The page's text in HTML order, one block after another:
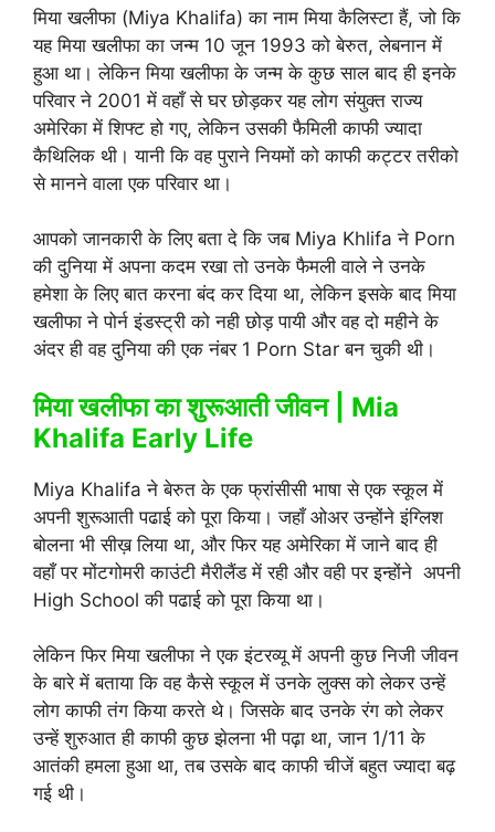
मिया खलीफा (Miya Khalifa) का नाम मिया कैलिस्टा हैं, जो कि
यह मिया खलीफा का जन्म 10 जून 1993 को बेरुत, लेबनान में
हुआ था। लेकिन मिया खलीफा के जन्म के कुछ साल बाद ही इनके
परिवार ने 2001 में वहाँ से घर छोड़कर यह लोग संयुक्त राज्य
अमेरिका में शिफ्ट हो गए, लेकिन उसकी फैमिली काफी ज्यादा
कैथिलिक थी। यानी कि वह पुराने नियमों को काफी कट्टर तरीको
से मानने वाला एक परिवार था।
आपको जानकारी के लिए बता दे कि जब Miya Khlifa ने Porn
की दुनिया में अपना कदम रखा तो उनके फैमली वाले ने उनके
हमेशा के लिए बात करना बंद कर दिया था, लेकिन इसके बाद मिया
खलीफा ने पोर्न इंडस्ट्री को नही छोड़ पायी और वह दो महीने के
अंदर ही वह दुनिया की एक नंबर 1 Porn Star बन चुकी थी।
मिया खलीफा का शुरूआती जीवन | Mia
Khalifa Early Life
Miya Khalifa ने बेरुत के एक फ्रांसीसी भाषा से एक स्कूल में
अपनी शुरूआती पढाई को पूरा किया। जहाँ ओअर उन्होंने इंग्लिश
बोलना भी सीख़ लिया था, और फिर यह अमेरिका में जाने बाद ही
वहाँ पर मोंटगोमरी काउंटी मैरीलैंड में रही और वही पर इन्होंने अपनी
High School की पढाई को पूरा किया था।
लेकिन फिर मिया खलीफा ने एक इंटरव्यू में अपनी कुछ निजी जीवन
के बारे में बताया कि वह कैसे स्कूल में उनके लुक्स को लेकर उन्हें
लोग काफी तंग किया करते थे। जिसके बाद उनके रंग को लेकर
उन्हें शुरुआत ही काफी कुछ झेलना भी पढ़ा था, जान 1/11 के
आतंकी हमला हुआ था, तब उसके बाद काफी चीजें बहुत ज्यादा बढ़
गई थी।